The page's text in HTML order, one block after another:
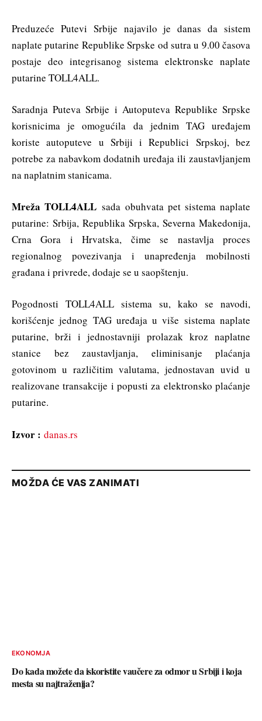
Preduzeće Putevi Srbije najavilo je danas da sistem
naplate putarine Republike Srpske od sutra u 9.00 časova
postaje deo integrisanog sistema elektronske naplate
putarine TOLL4ALL.
Saradnja Puteva Srbije i Autoputeva Republike Srpske
korisnicima je omogućila da jednim TAG uređajem
koriste autoputeve u Srbiji i Republici Srpskoj, bez
potrebe za nabavkom dodatnih uređaja ili zaustavljanjem
na naplatnim stanicama.
Mreža TOLL4ALL sada obuhvata pet sistema naplate
putarine: Srbija, Republika Srpska, Severna Makedonija,
Crna Gora i Hrvatska, čime se nastavlja proces
regionalnog povezivanja i unapređenja mobilnosti
građana i privrede, dodaje se u saopštenju.
Pogodnosti TOLL4ALL sistema su, kako se navodi,
korišćenje jednog TAG uređaja u više sistema naplate
putarine, brži i jednostavniji prolazak kroz naplatne
stanice bez zaustavljanja, eliminisanje plaćanja
gotovinom u različitim valutama, jednostavan uvid u
realizovane transakcije i popusti za elektronsko plaćanje
putarine.
Izvor : danas.rs
MOŽDA ĆE VAS ZANIMATI
EKONOMJA
Do kada možete da iskoristite vaučere za odmor u Srbiji i koja
mesta su najtraženija?